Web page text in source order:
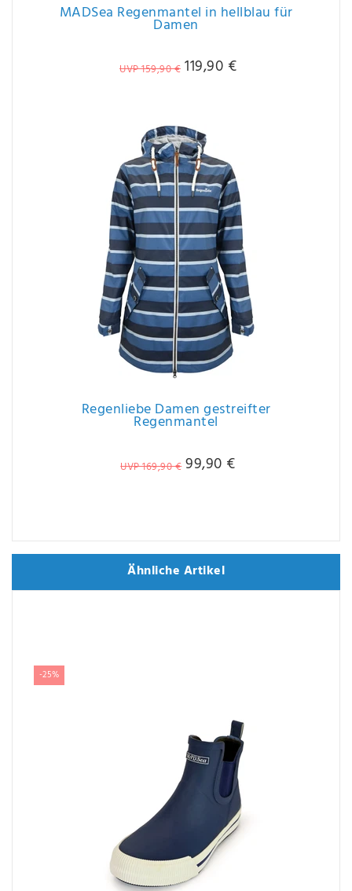
MADSea Regenmantel in hellblau für
Damen
UVP 159,90 € 119,90 €
Regenliebe Damen gestreifter
Regenmantel
UVP 169,90 € 99,90 €
Ähnliche Artikel
-25%